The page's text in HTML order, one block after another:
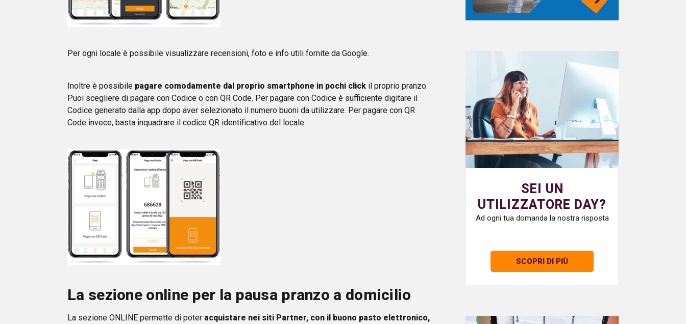
Per ogni locale è possibile visualizzare recensioni, foto e info utili fornite da Google.
Inoltre è possibile pagare comodamente dal proprio smartphone in pochi click il proprio pranzo.
Puoi scegliere di pagare con Codice o con QR Code. Per pagare con Codice è sufficiente digitare il
Codice generato dalla app dopo aver selezionato il numero buoni da utilizzare. Per pagare con QR
Code invece, basta inquadrare il codice QR identificativo del locale.
La sezione online per la pausa pranzo a domicilio
La sezione ONLINE permette di poter acquistare nei siti Partner, con il buono pasto elettronico,
SEI UN
UTILIZZATORE DAY?
Ad ogni tua domanda la nostra risposta
SCOPRI DI PIÙ